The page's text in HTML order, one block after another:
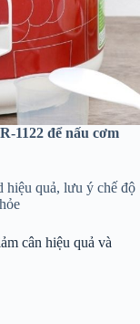
1122 để nấu cơm
hiệu quả, lưu ý chế độ
cân hiệu quả và